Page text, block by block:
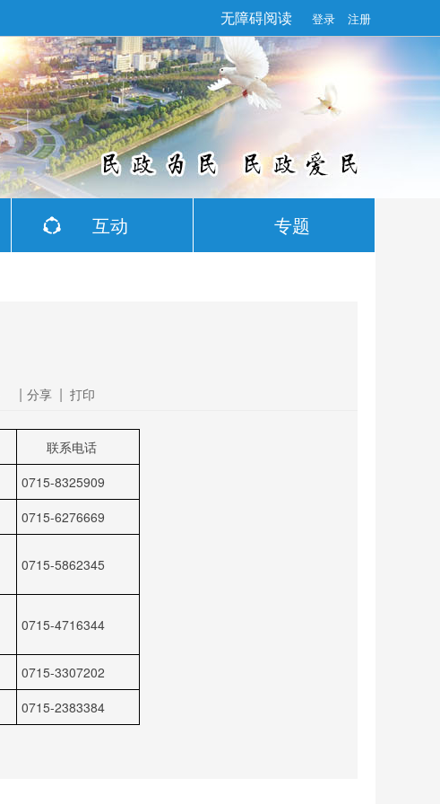
无障碍阅读 登录 注册
互动 专题
| 分享 | 打印
联系电话
0715-8325909
0715-6276669
0715-5862345
0715-4716344
0715-3307202
0715-2383384